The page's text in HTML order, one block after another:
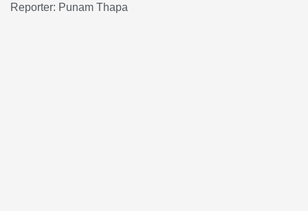
Reporter: Punam Thapa